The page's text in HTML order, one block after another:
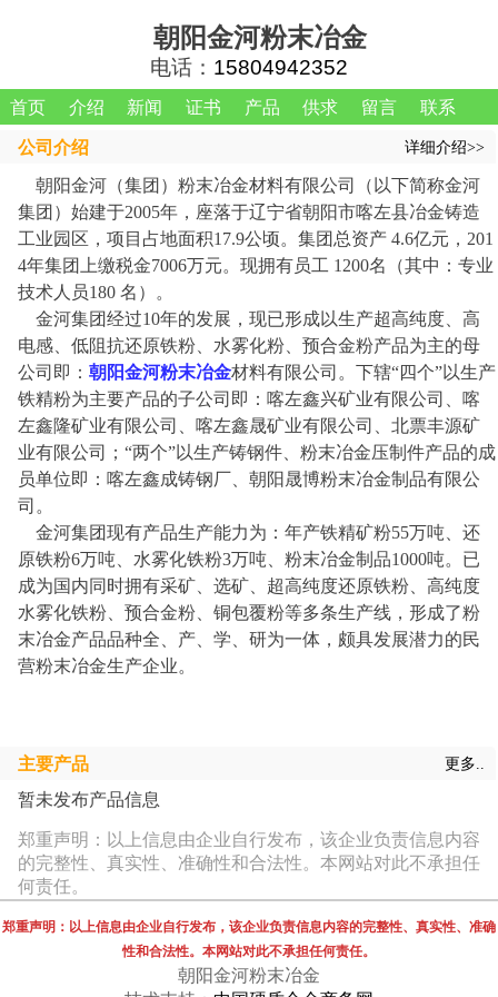
朝阳金河粉末冶金
电话： 15804942352
首页 介绍 新闻 证书 产品 供求 留言 联系
公司介绍 详细介绍>>
朝阳金河（集团）粉末冶金材料有限公司（以下简称金河
集团）始建于2005年，座落于辽宁省朝阳市喀左县冶金铸造
工业园区，项目占地面积17.9公顷。集团总资产 4.6亿元，201
4年集团上缴税金7006万元。现拥有员工 1200名（其中：专业
技术人员180 名）。
金河集团经过10年的发展，现已形成以生产超高纯度、高
电感、低阻抗还原铁粉、水雾化粉、预合金粉产品为主的母
公司即： 朝阳金河粉末冶金材料有限公司。下辖“四个”以生产
铁精粉为主要产品的子公司即：喀左鑫兴矿业有限公司、喀
左鑫隆矿业有限公司、喀左鑫晟矿业有限公司、北票丰源矿
业有限公司；“两个”以生产铸钢件、粉末冶金压制件产品的成
员单位即：喀左鑫成铸钢厂、朝阳晟博粉末冶金制品有限公
司。
金河集团现有产品生产能力为：年产铁精矿粉55万吨、还
原铁粉6万吨、水雾化铁粉3万吨、粉末冶金制品1000吨。已
成为国内同时拥有采矿、选矿、超高纯度还原铁粉、高纯度
水雾化铁粉、预合金粉、铜包覆粉等多条生产线，形成了粉
末冶金产品品种全、产、学、研为一体，颇具发展潜力的民
营粉末冶金生产企业。
主要产品 更多..
暂未发布产品信息
郑重声明：以上信息由企业自行发布，该企业负责信息内容
的完整性、真实性、准确性和合法性。本网站对此不承担任
何责任。
郑重声明：以上信息由企业自行发布，该企业负责信息内容的完整性、真实性、准确
性和合法性。本网站对此不承担任何责任。
朝阳金河粉末冶金